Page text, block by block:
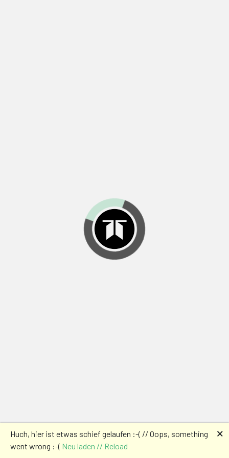
Huch, hier ist etwas schief gelaufen :-( // Oops, something
went wrong :-( Neu laden // Reload
🗙